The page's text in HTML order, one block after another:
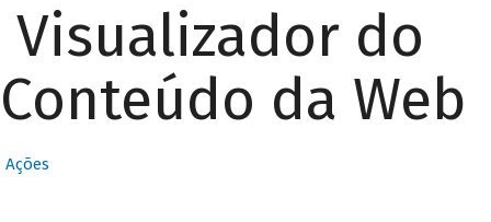
Visualizador do
Conteúdo da Web
Ações